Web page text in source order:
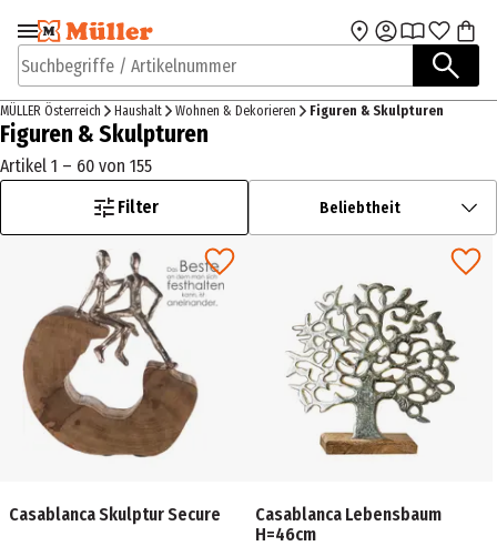
Zur Navigation
springen
Zum Hauptinhalt
Suchbegriffe / Artikelnummer
MÜLLER Österreich Haushalt Wohnen & Dekorieren Figuren & Skulpturen
Figuren & Skulpturen
Artikel 1 – 60 von 155
Filter
Beliebtheit
Casablanca Skulptur Secure
Casablanca Lebensbaum
H=46cm